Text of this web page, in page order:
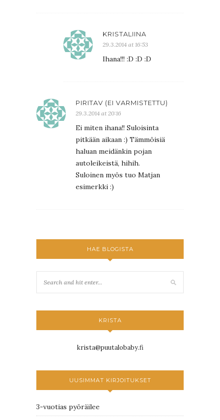
KRISTALIINA
29.3.2014 at 16:53
Ihana!!! :D :D :D
PIRITAV (EI VARMISTETTU)
29.3.2014 at 20:16
Ei miten ihana!! Suloisinta
pitkään aikaan :) Tämmöisiä
haluan meidänkin pojan
autoleikeistä, hihih.
Suloinen myös tuo Matjan
esimerkki :)
HAE BLOGISTA
KRISTA
krista@puutalobaby.fi
UUSIMMAT KIRJOITUKSET
3-vuotias pyöräilee